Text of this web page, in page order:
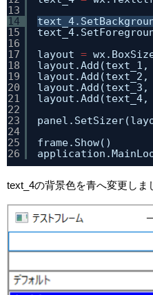
13
14
15
16
17
18
19
20
21
22
23
24
25
26
layout =
frame.Show()
text_4の背景色を青へ変更しま